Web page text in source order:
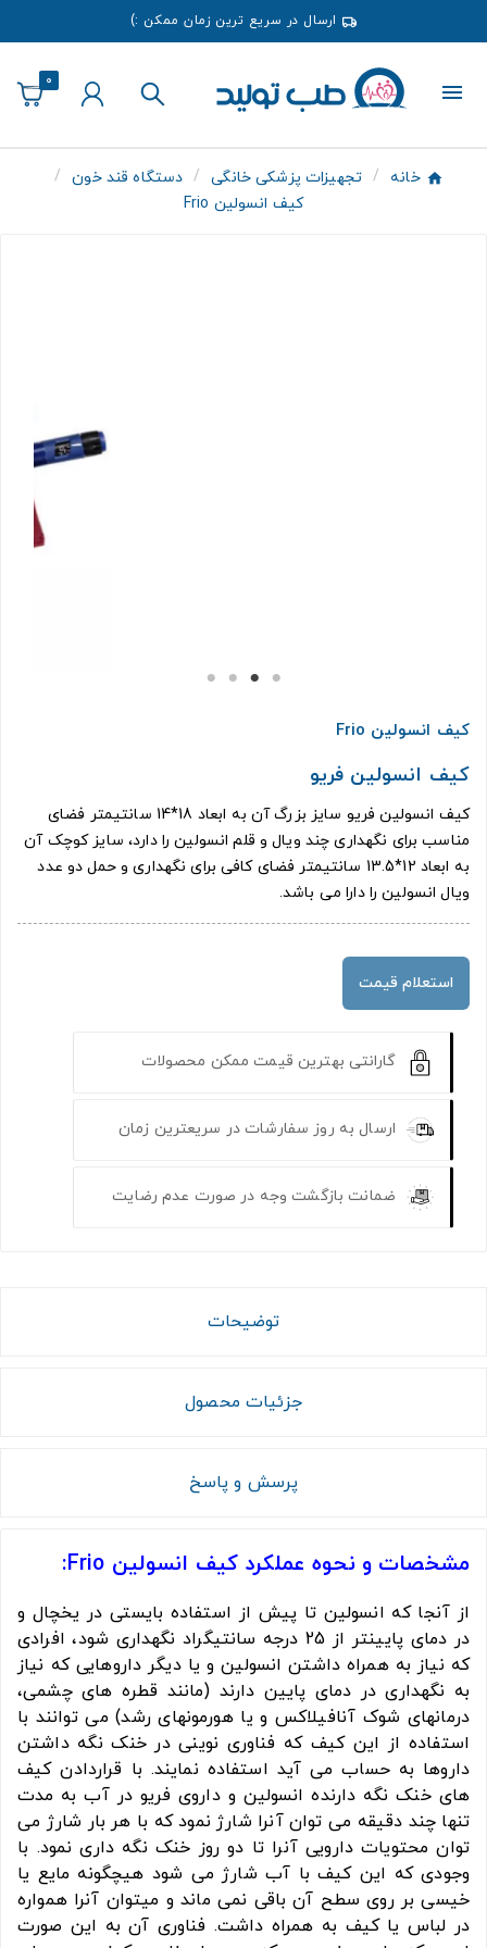
ارسال در سریع ترین زمان ممکن :)
0
خانه تجهیزات پزشکی خانگی
دستگاه قند خون
کیف انسولین Frio
کیف انسولین Frio
کیف انسولین فریو
کیف انسولین فریو سایز بزرگ آن به ابعاد 18*14 سانتیمتر فضای
مناسب برای نگهداری چند ویال و قلم انسولین را دارد، سایز کوچک آن
به ابعاد 12*13.5 سانتیمتر فضای کافی برای نگهداری و حمل دو عدد
ویال انسولین را دارا می باشد.
استعلام قیمت
گارانتی بهترین قیمت ممکن محصولات
ارسال به روز سفارشات در سریعترین زمان
ضمانت بازگشت وجه در صورت عدم رضایت
توضیحات
جزئیات محصول
پرسش و پاسخ
مشخصات و نحوه عملکرد کیف انسولین Frio:
از آنجا که انسولین تا پیش از استفاده بایستی در یخچال و
در دمای پایینتر از 25 درجه سانتیگراد نگهداری شود، افرادی
که نیاز به همراه داشتن انسولین و یا دیگر داروهایی که نیاز
به نگهداری در دمای پایین دارند (مانند قطره های چشمی،
درمانهای شوک آنافیلاکس و یا هورمونهای رشد) می توانند با
استفاده از این کیف که فناوری نوینی در خنک نگه داشتن
داروها به حساب می آید استفاده نمایند. با قراردادن کیف
های خنک نگه دارنده انسولین و داروی فریو در آب به مدت
تنها چند دقیقه می توان آنرا شارژ نمود که با هر بار شارژ می
توان محتویات دارویی آنرا تا دو روز خنک نگه داری نمود. با
وجودی که این کیف با آب شارژ می شود هیچگونه مایع یا
خیسی بر روی سطح آن باقی نمی ماند و میتوان آنرا همواره
در لباس یا کیف به همراه داشت. فناوری آن به این صورت